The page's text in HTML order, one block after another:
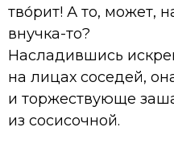
тво́рит! А то, может,
внучка-то?
Насладившись
на лицах соседей,
и торжествующе
из сосисочной.